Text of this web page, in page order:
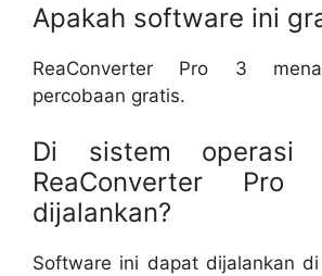
Apakah software ini
ReaConverter Pro 3
percobaan gratis.
Di sistem operasi
ReaConverter
dijalankan?
Software ini dapat dijalankan